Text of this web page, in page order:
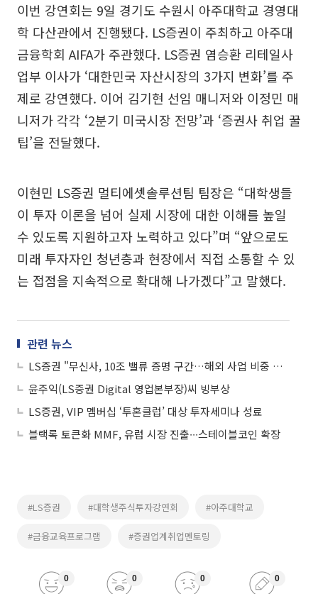
이번 강연회는 9일 경기도 수원시 아주대학교 경영대
학 다산관에서 진행됐다. LS증권이 주최하고 아주대
금융학회 AIFA가 주관했다. LS증권 염승환 리테일사
업부 이사가 ‘대한민국 자산시장의 3가지 변화’를 주
제로 강연했다. 이어 김기현 선임 매니저와 이정민 매
니저가 각각 ‘2분기 미국시장 전망’과 ‘증권사 취업 꿀
팁’을 전달했다.
이현민 LS증권 멀티에셋솔루션팀 팀장은 “대학생들
이 투자 이론을 넘어 실제 시장에 대한 이해를 높일
수 있도록 지원하고자 노력하고 있다”며 “앞으로도
미래 투자자인 청년층과 현장에서 직접 소통할 수 있
는 접점을 지속적으로 확대해 나가겠다”고 말했다.
관련 뉴스
LS증권 "무신사, 10조 밸류 증명 구간…해외 사업 비중 관건"
윤주익(LS증권 Digital 영업본부장)씨 빙부상
LS증권, VIP 멤버십 ‘투혼클럽’ 대상 투자세미나 성료
블랙록 토큰화 MMF, 유럽 시장 진출∙∙∙스테이블코인 확장
#LS증권 #대학생주식투자강연회 #아주대학교
#금융교육프로그램 #증권업계취업멘토링
0 0 0 0